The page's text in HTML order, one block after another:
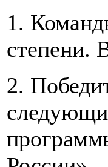
1.
степени.
2.